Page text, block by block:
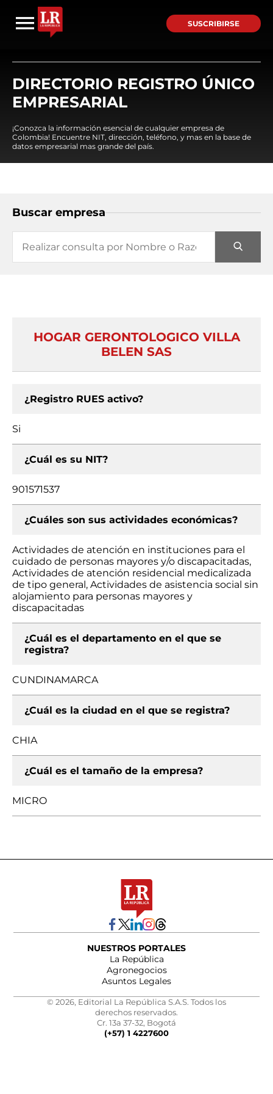
SUSCRIBIRSE
DIRECTORIO REGISTRO ÚNICO
EMPRESARIAL
¡Conozca la información esencial de cualquier empresa de
Colombia! Encuentre NIT, dirección, teléfono, y mas en la base de
datos empresarial mas grande del país.
Buscar empresa
HOGAR GERONTOLOGICO VILLA
BELEN SAS
¿Registro RUES activo?
Si
¿Cuál es su NIT?
901571537
¿Cuáles son sus actividades económicas?
Actividades de atención en instituciones para el
cuidado de personas mayores y/o discapacitadas,
Actividades de atención residencial medicalizada
de tipo general, Actividades de asistencia social sin
alojamiento para personas mayores y
discapacitadas
¿Cuál es el departamento en el que se
registra?
CUNDINAMARCA
¿Cuál es la ciudad en el que se registra?
CHIA
¿Cuál es el tamaño de la empresa?
MICRO
NUESTROS PORTALES
La República
Agronegocios
Asuntos Legales
© 2026, Editorial La República S.A.S. Todos los
derechos reservados.
Cr. 13a 37-32, Bogotá
(+57) 1 4227600